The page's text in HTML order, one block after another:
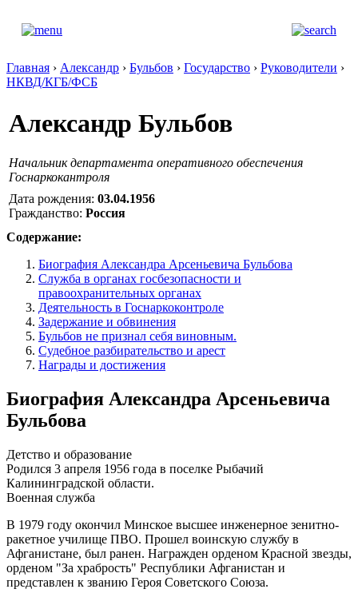
Главная › Александр › Бульбов › Государство › Руководители ›
НКВД/КГБ/ФСБ
Александр Бульбов
Начальник департамента оперативного обеспечения
Госнаркокантроля
Дата рождения: 03.04.1956
Гражданство: Россия
Содержание:
Биография Александра Арсеньевича Бульбова
Служба в органах госбезопасности и
правоохранительных органах
Деятельность в Госнаркоконтроле
Задержание и обвинения
Бульбов не признал себя виновным.
Судебное разбирательство и арест
Награды и достижения
Биография Александра Арсеньевича
Бульбова
Детство и образование
Родился 3 апреля 1956 года в поселке Рыбачий
Калининградской области.
Военная служба
В 1979 году окончил Минское высшее инженерное зенитно-
ракетное училище ПВО. Прошел воинскую службу в
Афганистане, был ранен. Награжден орденом Красной звезды,
орденом "За храбрость" Республики Афганистан и
представлен к званию Героя Советского Союза.